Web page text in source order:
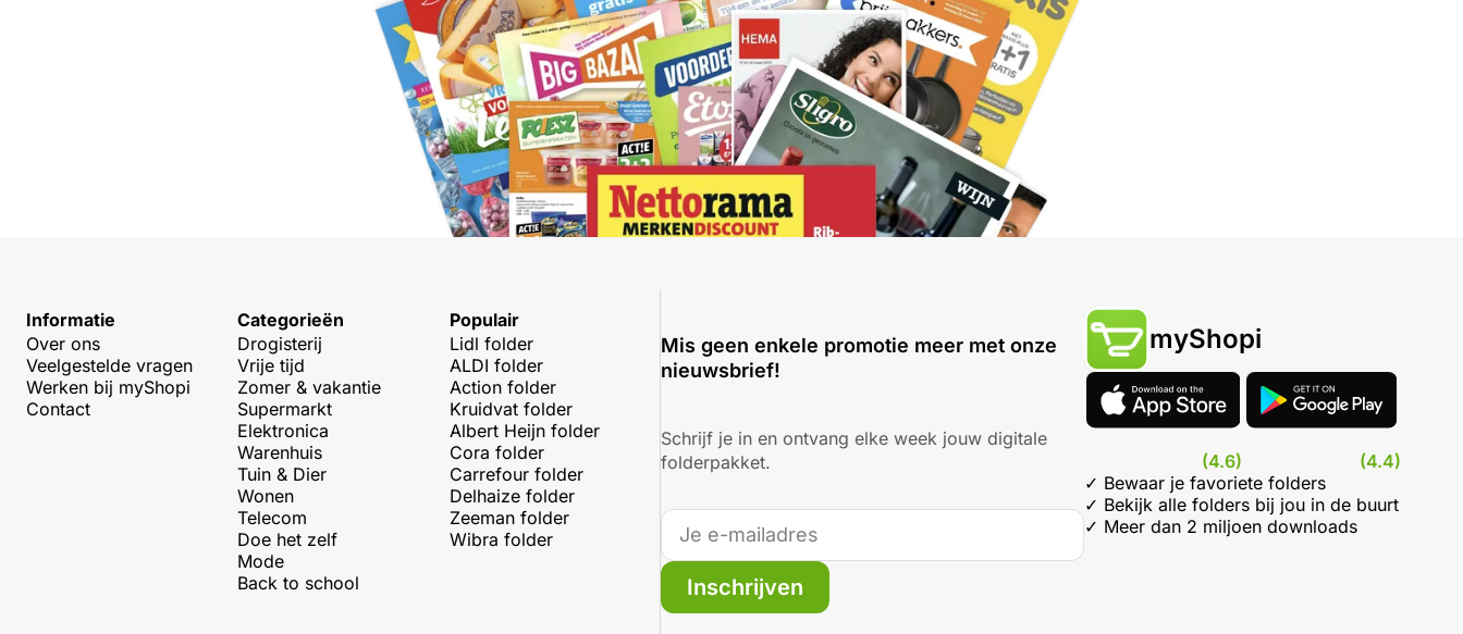
Informatie
Over ons
Veelgestelde vragen
Werken bij myShopi
Contact
Categorieën
Drogisterij
Vrije tijd
Zomer & vakantie
Supermarkt
Elektronica
Warenhuis
Tuin & Dier
Wonen
Telecom
Doe het zelf
Mode
Back to school
Populair
Lidl folder
ALDI folder
Action folder
Kruidvat folder
Albert Heijn folder
Cora folder
Carrefour folder
Delhaize folder
Zeeman folder
Wibra folder
Mis geen enkele promotie meer met onze
nieuwsbrief!
Schrijf je in en ontvang elke week jouw digitale
folderpakket.
Inschrijven
myShopi
(4.6)
(4.4)
✓ Bewaar je favoriete folders
✓ Bekijk alle folders bij jou in de buurt
✓ Meer dan 2 miljoen downloads